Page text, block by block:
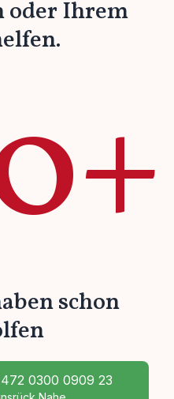
oder Ihrem
schon
0300 0909 23